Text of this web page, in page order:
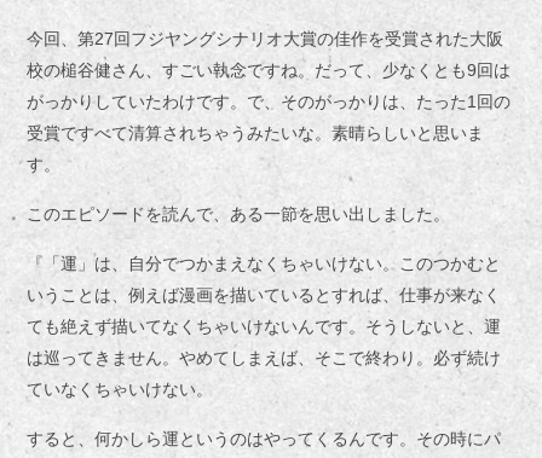
今回、第27回フジヤングシナリオ大賞の佳作を受賞された大阪
校の槌谷健さん、すごい執念ですね。だって、少なくとも9回は
がっかりしていたわけです。で、そのがっかりは、たった1回の
受賞ですべて清算されちゃうみたいな。素晴らしいと思いま
す。
このエピソードを読んで、ある一節を思い出しました。
『「運」は、自分でつかまえなくちゃいけない。このつかむと
いうことは、例えば漫画を描いているとすれば、仕事が来なく
ても絶えず描いてなくちゃいけないんです。そうしないと、運
は巡ってきません。やめてしまえば、そこで終わり。必ず続け
ていなくちゃいけない。
すると、何かしら運というのはやってくるんです。その時にパ